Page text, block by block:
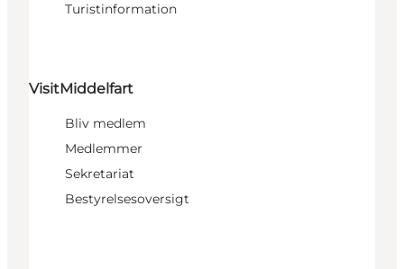
Turistinformation
VisitMiddelfart
Bliv medlem
Medlemmer
Sekretariat
Bestyrelsesoversigt